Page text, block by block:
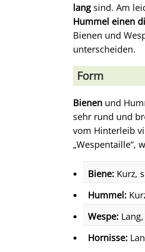
langsind. Am
Hummel einen
Bienen und
unterscheiden.
Form
Bienen und
sehr rund und
vom Hinterleib
„Wespentaille“,
Biene: Kurz,
Hummel:
Wespe:
Hornisse: